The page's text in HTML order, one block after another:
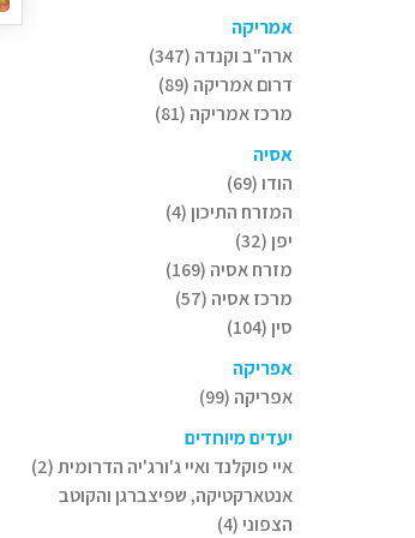
אמריקה
ארה"ב וקנדה (347)
דרום אמריקה (89)
מרכז אמריקה (81)
אסיה
הודו (69)
המזרח התיכון (4)
יפן (32)
מזרח אסיה (169)
מרכז אסיה (57)
סין (104)
אפריקה
אפריקה (99)
יעדים מיוחדים
איי פוקלנד ואיי ג'ורג'יה הדרומית (2)
אנטארקטיקה, שפיצברגן והקוטב
הצפוני (4)